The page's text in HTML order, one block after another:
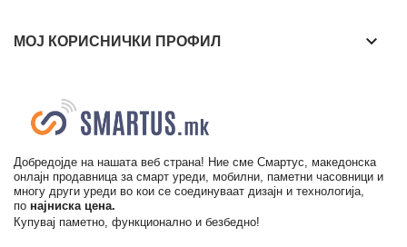
МОЈ КОРИСНИЧКИ ПРОФИЛ keyboard_arrow_down
Добредојде на нашата веб страна! Ние сме Смартус, македонска
онлајн продавница за смарт уреди, мобилни, паметни часовници и
многу други уреди во кои се соединуваат дизајн и технологија,
по најниска цена.
Купувај паметно, функционално и безбедно!